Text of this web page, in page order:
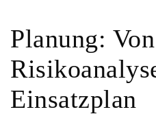
Planung:
Einsatzplan